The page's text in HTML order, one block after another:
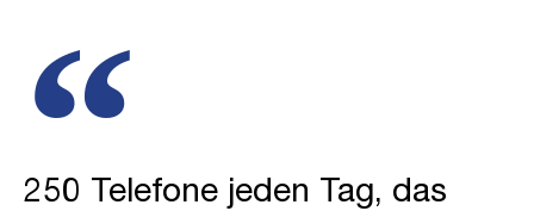
250 Telefone jeden Tag, das